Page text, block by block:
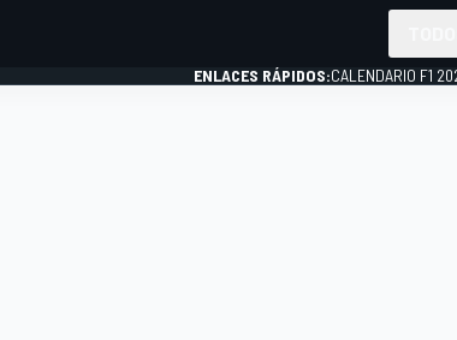
ENLACES RÁPIDOS:CALENDARIO F1